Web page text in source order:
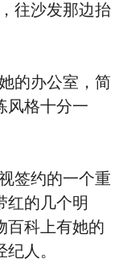
沙发那边抬
办公室，简
风格十分一
约的一个重
红的几个明
百科上有她的
人。